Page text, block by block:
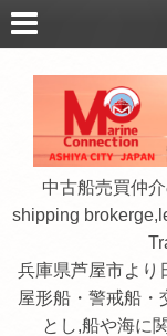
中古船売買仲
shipping
兵庫県芦屋市より
屋形船・警戒船・
とし,船や海に